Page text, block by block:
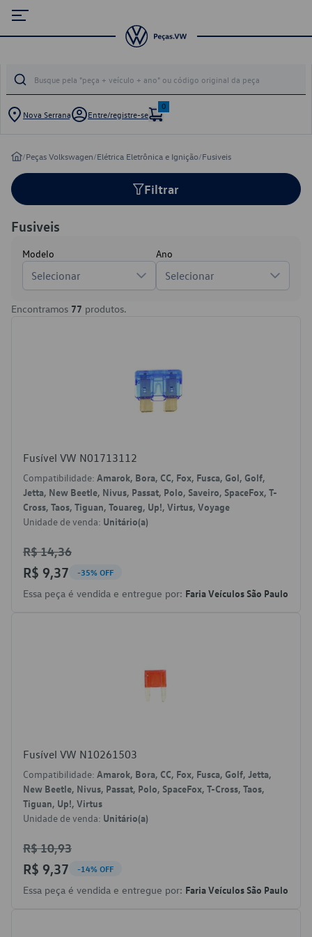
Nova Serrana Entre/registre-se
0
/Peças Volkswagen/Elétrica Eletrônica e Ignição/Fusiveis
Filtrar
Fusiveis
Modelo
Selecionar
Ano
Selecionar
Encontramos 77 produtos.
Fusível VW N01713112
Compatibilidade: Amarok, Bora, CC, Fox, Fusca, Gol, Golf,
Jetta, New Beetle, Nivus, Passat, Polo, Saveiro, SpaceFox, T-
Cross, Taos, Tiguan, Touareg, Up!, Virtus, Voyage
Unidade de venda: Unitário(a)
R$ 14,36
R$ 9,37 -35% OFF
Essa peça é vendida e entregue por: Faria Veículos São Paulo
Fusível VW N10261503
Compatibilidade: Amarok, Bora, CC, Fox, Fusca, Golf, Jetta,
New Beetle, Nivus, Passat, Polo, SpaceFox, T-Cross, Taos,
Tiguan, Up!, Virtus
Unidade de venda: Unitário(a)
R$ 10,93
R$ 9,37 -14% OFF
Essa peça é vendida e entregue por: Faria Veículos São Paulo